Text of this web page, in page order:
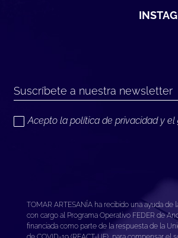
Acepto la política de privacidad y el
TOMAR ARTESANÍA ha recibido una ayuda de
con cargo al Programa Operativo FEDER de
financiada como parte de la respuesta de la